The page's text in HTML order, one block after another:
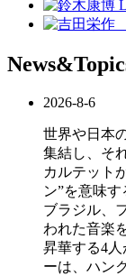
2026-8-6
世界や日本
集結し、そ
カルテット
ン”を意味す
ブラジル、
われた音楽
昇華する4
ーは、ハン